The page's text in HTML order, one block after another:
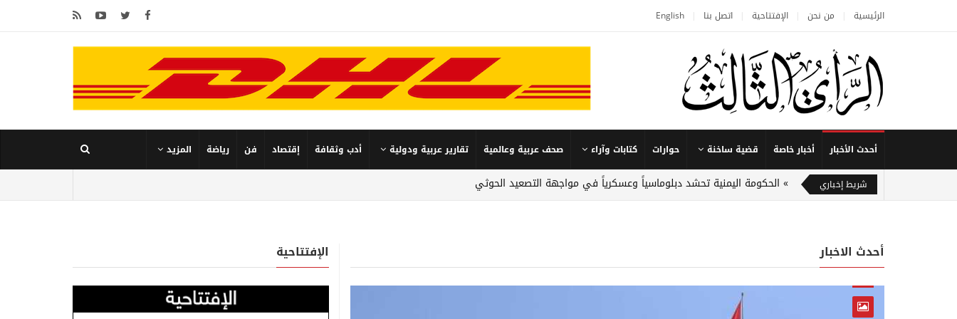
الرئيسية من نحن الإفتتاحية اتصل بنا English
أحدث الأخبار أخبار خاصة قضية ساخنة حوارات كتابات وآراء صحف عربية وعالمية تقارير عربية ودولية أدب وثقافة إقتصاد فن رياضة المزيد
شريط إخباري الحكومة اليمنية تحشد دبلوماسياً وعسكرياً في مواجهة التصعيد الحوثي
أحدث الاخبار الإفتتاحية